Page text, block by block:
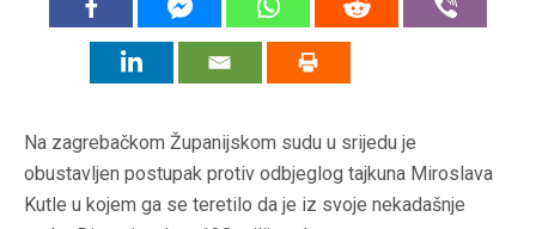
Na zagrebačkom Županijskom sudu u srijedu je
obustavljen postupak protiv odbjeglog tajkuna Miroslava
Kutle u kojem ga se teretilo da je iz svoje nekadašnje